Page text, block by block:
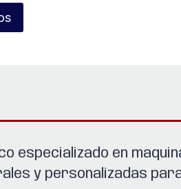
especializado en
y personalizadas